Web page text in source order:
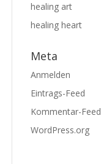
healing art
healing heart
Meta
Anmelden
Eintrags-Feed
Kommentar-Feed
WordPress.org